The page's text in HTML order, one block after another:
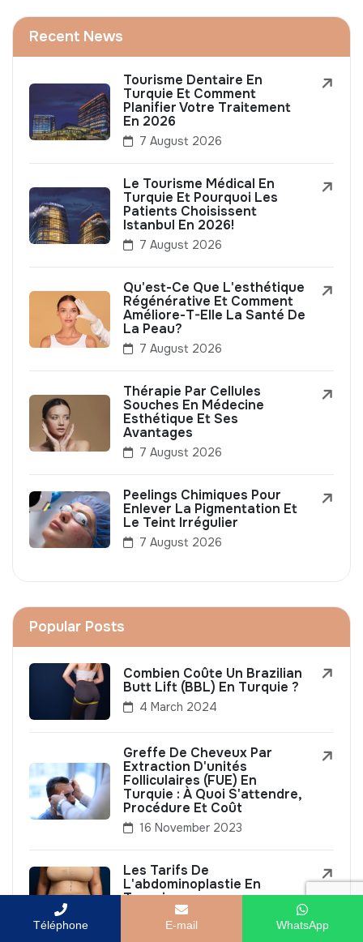
Recent News
Tourisme Dentaire En
Turquie Et Comment
Planifier Votre Traitement
En 2026
7 August 2026
Le Tourisme Médical En
Turquie Et Pourquoi Les
Patients Choisissent
Istanbul En 2026!
7 August 2026
Qu'est-Ce Que L'esthétique
Régénérative Et Comment
Améliore-T-Elle La Santé De
La Peau?
7 August 2026
Thérapie Par Cellules
Souches En Médecine
Esthétique Et Ses
Avantages
7 August 2026
Peelings Chimiques Pour
Enlever La Pigmentation Et
Le Teint Irrégulier
7 August 2026
Popular Posts
Combien Coûte Un Brazilian
Butt Lift (BBL) En Turquie ?
4 March 2024
Greffe De Cheveux Par
Extraction D'unités
Folliculaires (FUE) En
Turquie : À Quoi S'attendre,
Procédure Et Coût
16 November 2023
Les Tarifs De
L'abdominoplastie En
Turquie
30 December 2023
Téléphone E-mail WhatsApp